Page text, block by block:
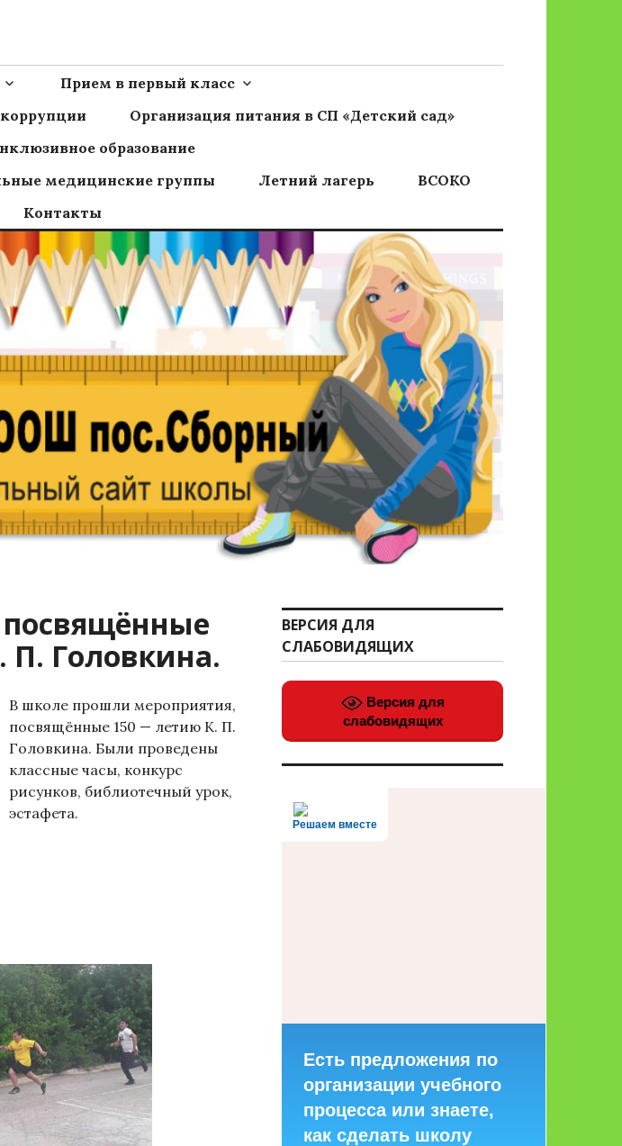
Прием в первый класс
Организация питания в СП «Детский сад»
образование
медицинские группы Летний лагерь
ВСОКО
Контакты
Головкина.
В школе прошли мероприятия,
посвящённые 150 — летию К. П.
Головкина. Были проведены
классные часы, конкурс
рисунков, библиотечный урок,
эстафета.
ВЕРСИЯ ДЛЯ
СЛАБОВИДЯЩИХ
Версия для
слабовидящих
Решаем вместе
Есть предложения по
организации учебного
процесса или знаете,
как сделать школу